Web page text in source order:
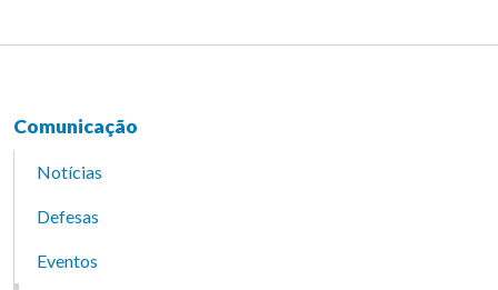
Comunicação
Notícias
Defesas
Eventos